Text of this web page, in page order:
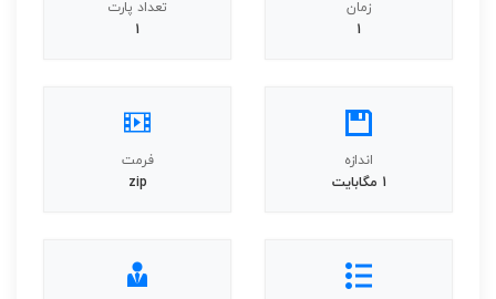
زمان
1
تعداد پارت
1
اندازه
1 مگابایت
فرمت
zip